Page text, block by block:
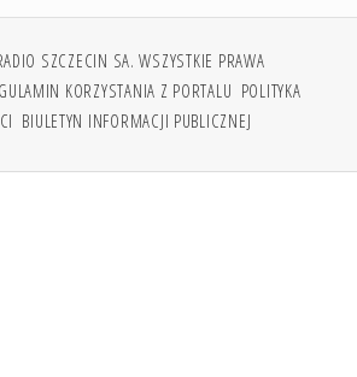
SZCZECIN SA. WSZYSTKIE PRAWA
KORZYSTANIA Z PORTALU POLITYKA
BIULETYN INFORMACJI PUBLICZNEJ